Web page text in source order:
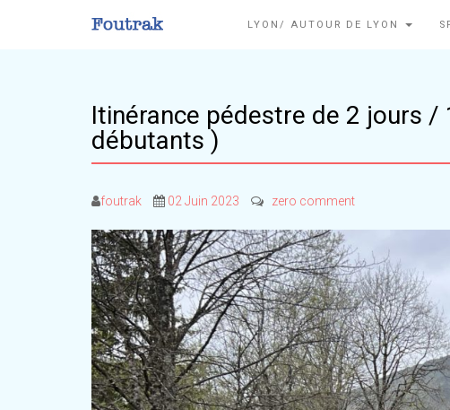
LYON/ AUTOUR DE LYON
Itinérance pédestre de 2 jours /
débutants )
foutrak 02 Juin 2023 zero comment